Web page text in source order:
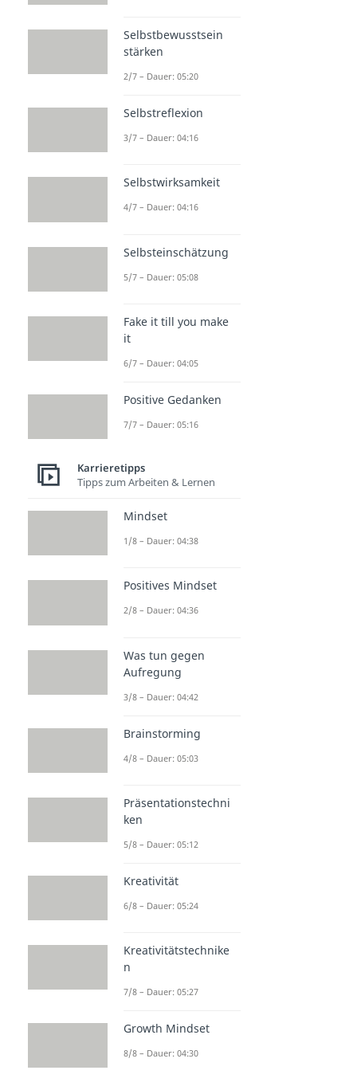
Selbstbewusstsein
stärken
2/7 – Dauer: 05:20
Selbstreflexion
3/7 – Dauer: 04:16
Selbstwirksamkeit
4/7 – Dauer: 04:16
Selbsteinschätzung
5/7 – Dauer: 05:08
Fake it till you make
it
6/7 – Dauer: 04:05
Positive Gedanken
7/7 – Dauer: 05:16
Karrieretipps
Tipps zum Arbeiten & Lernen
Mindset
1/8 – Dauer: 04:38
Positives Mindset
2/8 – Dauer: 04:36
Was tun gegen
Aufregung
3/8 – Dauer: 04:42
Brainstorming
4/8 – Dauer: 05:03
Präsentationstechni
ken
5/8 – Dauer: 05:12
Kreativität
6/8 – Dauer: 05:24
Kreativitätstechnike
n
7/8 – Dauer: 05:27
Growth Mindset
8/8 – Dauer: 04:30